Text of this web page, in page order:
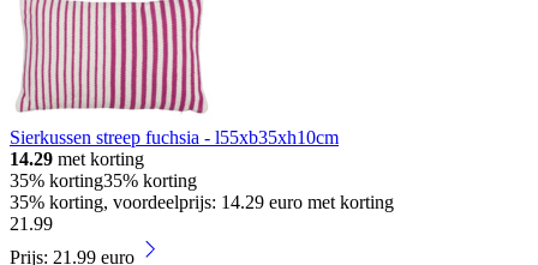
Sierkussen streep fuchsia - l55xb35xh10cm
14.29 met korting
35% korting35% korting
35% korting, voordeelprijs: 14.29 euro met korting
21 .99
Prijs: 21.99 euro